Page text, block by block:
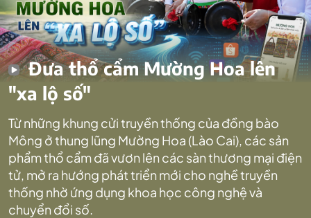
Đưa thổ cẩm Mường Hoa lên
"xa lộ số"
Từ những khung cửi truyền thống của đồng bào
Mông ở thung lũng Mường Hoa (Lào Cai), các sản
phẩm thổ cẩm đã vươn lên các sàn thương mại điện
tử, mở ra hướng phát triển mới cho nghề truyền
thống nhờ ứng dụng khoa học công nghệ và
chuyển đổi số.